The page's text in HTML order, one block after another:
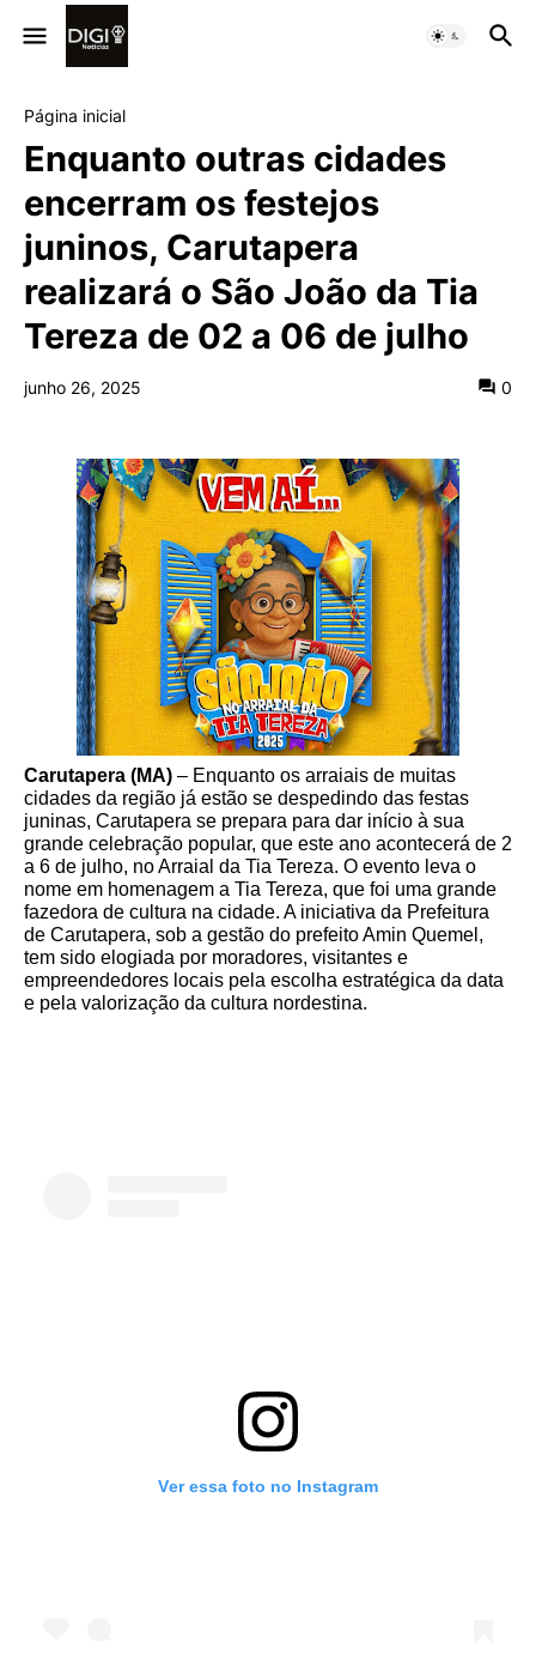
Página inicial
Enquanto outras cidades
encerram os festejos
juninos, Carutapera
realizará o São João da Tia
Tereza de 02 a 06 de julho
junho 26, 2025 0
Carutapera (MA) – Enquanto os arraiais de muitas
cidades da região já estão se despedindo das festas
juninas, Carutapera se prepara para dar início à sua
grande celebração popular, que este ano acontecerá de 2
a 6 de julho, no Arraial da Tia Tereza. O evento leva o
nome em homenagem a Tia Tereza, que foi uma grande
fazedora de cultura na cidade. A iniciativa da Prefeitura
de Carutapera, sob a gestão do prefeito Amin Quemel,
tem sido elogiada por moradores, visitantes e
empreendedores locais pela escolha estratégica da data
e pela valorização da cultura nordestina.
Ver essa foto no Instagram